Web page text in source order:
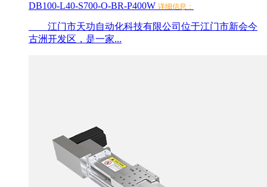
DB100-L40-S700-O-BR-P400W 详细信息：
江门市天功自动化科技有限公司位于江门市新会今
古洲开发区，是一家...